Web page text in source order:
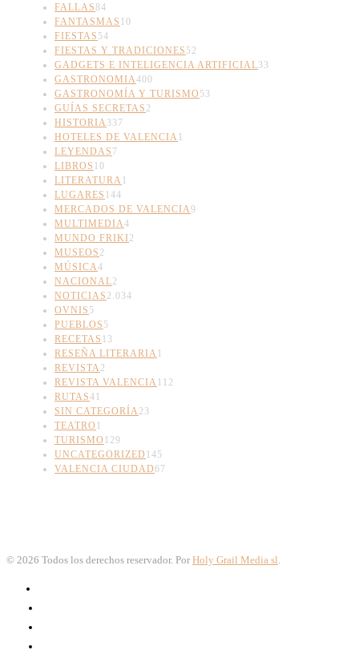
FALLAS84
FANTASMAS 10
FIESTAS 54
FIESTAS Y TRADICIONES 52
GADGETS E INTELIGENCIA ARTIFICIAL33
GASTRONOMIA400
GASTRONOMÍA Y TURISMO 53
GUÍAS SECRETAS 2
HISTORIA337
HOTELES DE VALENCIA1
LEYENDAS 7
LIBROS 10
LITERATURA1
LUGARES 144
MERCADOS DE VALENCIA9
MULTIMEDIA4
MUNDO FRIKI2
MUSEOS 2
MÚSICA4
NACIONAL2
NOTICIAS 2.034
OVNIS 5
PUEBLOS 5
RECETAS 13
RESEÑA LITERARIA1
REVISTA2
REVISTA VALENCIA112
RUTAS41
SIN CATEGORÍA23
TEATRO 1
TURISMO 129
UNCATEGORIZED 145
VALENCIA CIUDAD67
© 2026 Todos los derechos reservador. Por Holy Grail Media sl